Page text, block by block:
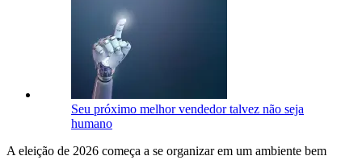
Seu próximo melhor vendedor talvez não seja
humano
A eleição de 2026 começa a se organizar em um ambiente bem